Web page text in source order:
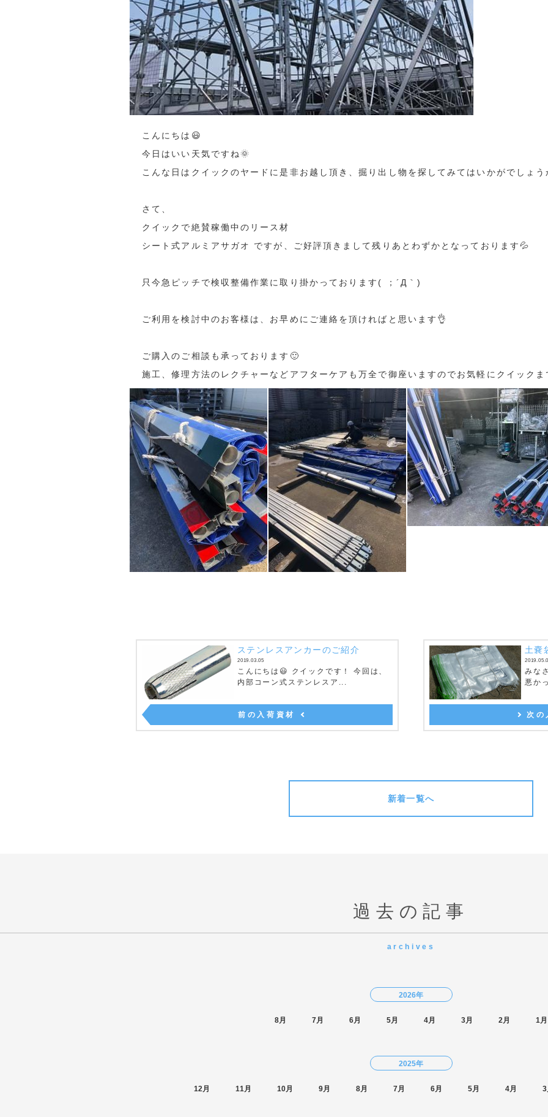
こんにちは😃
今日はいい天気ですね🌞
こんな日はクイックのヤードに是非お越し頂き、掘り出し物を探してみてはいかがでしょう
さて、
クイックで絶賛稼働中のリース材
シート式アルミアサガオ ですが、ご好評頂きまして残りあとわずかとなっております💦
只今急ピッチで検収整備作業に取り掛かっております( ；´Д｀)
ご利用を検討中のお客様は、お早めにご連絡を頂ければと思います👌
ご購入のご相談も承っております🙂
施工、修理方法のレクチャーなどアフターケアも万全で御座いますのでお気軽にクイック
ステンレスアンカーのご紹介
2019.03.05
こんにちは😃 クイックです！ 今回は、
内部コーン式ステンレスア...
前の入荷資材
土嚢
みな
悪か
次の
新着一覧へ
過去の記事
archives
2026年
8月 7月 6月 5月 4月 3月 2月 1月
2025年
12月 11月 10月 9月 8月 7月 6月 5月 4月 3